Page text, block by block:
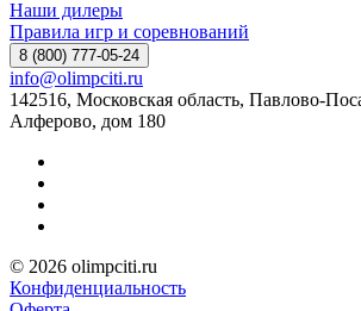
Наши дилеры
Правила игр и соревнований
8 (800) 777-05-24
info@olimpciti.ru
142516, Московская область, Павлово-
Алферово, дом 180
© 2026 olimpciti.ru
Конфиденциальность